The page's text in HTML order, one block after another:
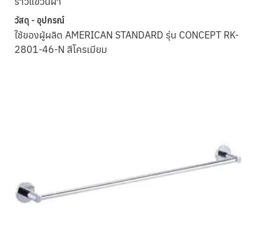
วัสดุ - อุปกรณ์
ใช้ของผู้ผลิต AMERICAN STANDARD รุ่น CONCEPT RK-
2801-46-N สีโครเมียม